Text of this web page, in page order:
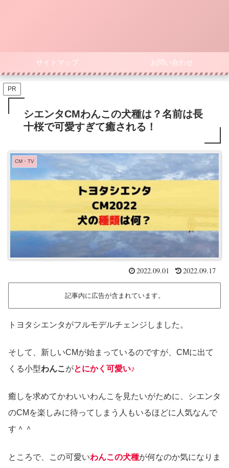
サイトマップ お問い合わせ
PR
シエンタCMわんこの犬種は？名前は長
十桜で可愛すぎて癒される！
CM・TV
2022.09.01 2022.09.17
記事内に広告が含まれています。
トヨタシエンタがフルモデルチェンジしました。
そして、新しいCMが始まっているのですが、CMに出て
くる小型わんこ がとにかく可愛い♪
癒しを求めてかわいいわんこを見たいがために、シエンタ
のCMを楽しみに待ってしまう人もいるほどに人気なんで
す＾＾
ところで、この可愛いわんこの犬種が何なのか気になりま